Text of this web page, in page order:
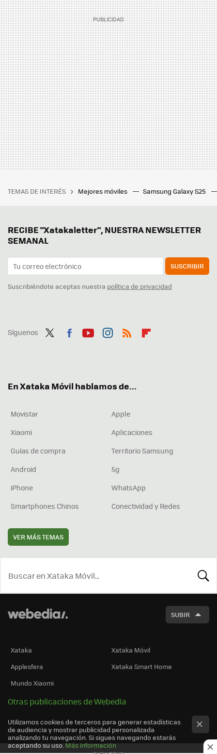
TEMAS DE INTERÉS Mejores móviles Samsung Galaxy S25
RECIBE "Xatakaletter", NUESTRA NEWSLETTER
SEMANAL
SUSCRIBIR
Suscribiéndote aceptas nuestra política de privacidad
Síguenos
En Xataka Móvil hablamos de...
Movistar
Apple
Xiaomi
Aplicaciones
Guías de compra
Territorio Samsung
Android
5g
iPhone
WhatsApp
Smartphones Chinos
Conectividad y Redes
VER MÁS TEMAS
SUBIR
Xataka
Xataka Móvil
Applesfera
Xataka Smart Home
Mundo Xiaomi
Otras publicaciones de Webedia
Utilizamos cookies de terceros para generar estadísticas
de audiencia y mostrar publicidad personalizada
analizando tu navegación. Si sigues navegando estarás
aceptando su uso. Más información